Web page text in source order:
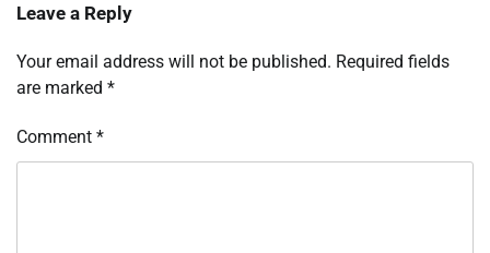
Leave a Reply
Your email address will not be published. Required fields
are marked *
Comment *